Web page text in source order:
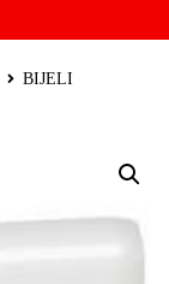
BIJELI